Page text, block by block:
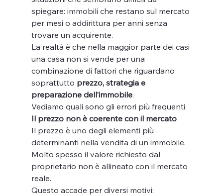
spiegare: immobili che restano sul mercato
per mesi o addirittura per anni senza
trovare un acquirente.
La realtà è che nella maggior parte dei casi
una casa non si vende per una
combinazione di fattori che riguardano
soprattutto prezzo, strategia e
preparazione dell’immobile.
Vediamo quali sono gli errori più frequenti.
Il prezzo non è coerente con il mercato
Il prezzo è uno degli elementi più
determinanti nella vendita di un immobile.
Molto spesso il valore richiesto dal
proprietario non è allineato con il mercato
reale.
Questo accade per diversi motivi: